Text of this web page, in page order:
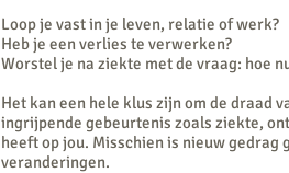
Loop je vast in je leven, relatie of werk?
Heb je een verlies te verwerken?
Worstel je na ziekte met de vraag: hoe
Het kan een hele klus zijn om de draad
ingrijpende gebeurtenis zoals ziekte,
heeft op jou. Misschien is nieuw gedrag
veranderingen.